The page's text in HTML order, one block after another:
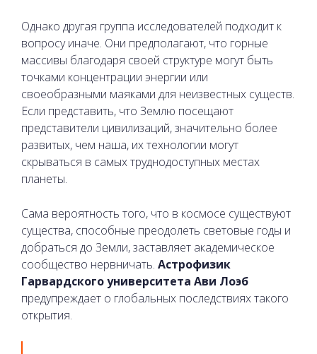
Однако другая группа исследователей подходит к
вопросу иначе. Они предполагают, что горные
массивы благодаря своей структуре могут быть
точками концентрации энергии или
своеобразными маяками для неизвестных существ.
Если представить, что Землю посещают
представители цивилизаций, значительно более
развитых, чем наша, их технологии могут
скрываться в самых труднодоступных местах
планеты.
Сама вероятность того, что в космосе существуют
существа, способные преодолеть световые годы и
добраться до Земли, заставляет академическое
сообщество нервничать. Астрофизик
Гарвардского университета Ави Лоэб
предупреждает о глобальных последствиях такого
открытия.